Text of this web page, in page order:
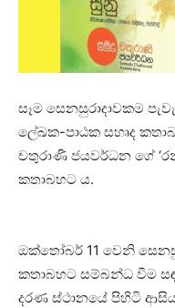
සෑම සෙනසුරාදාවකම
ලේඛක-පාඨක සහෘද
චතුරාණි ජයවර්ධන ගේ
කතාබහට ය.
ඔක්තෝබර් 11 වෙනි
කතාබහට සම්බන්ධ වීම
දරණ ස්ථානයේ පිහිටි